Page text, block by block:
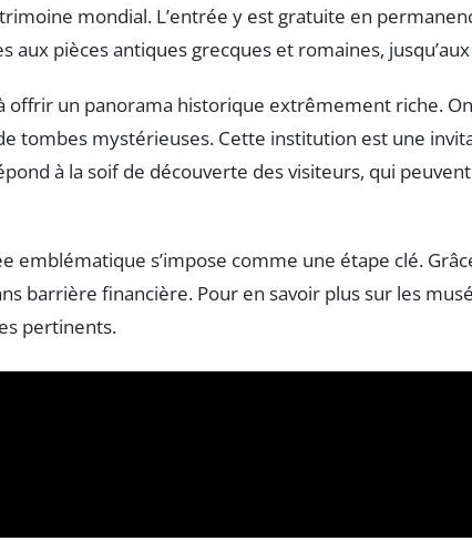
mondial. L’entrée y est gratuite en
pièces antiques grecques et romaines,
offrir un panorama historique extrêmement riche.
tombes mystérieuses. Cette institution est une
à la soif de découverte des visiteurs, qui
emblématique s’impose comme une étape clé.
barrière financière. Pour en savoir plus sur les
pertinents.